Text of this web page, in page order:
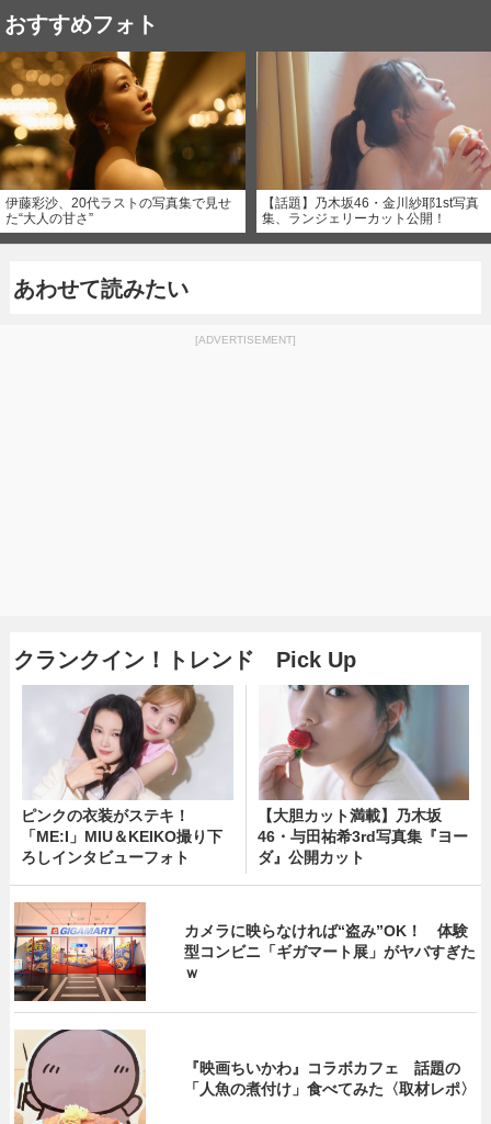
おすすめフォト
伊藤彩沙、20代ラストの写真集で見せ
た“大人の甘さ”
【話題】乃木坂46・金川紗耶1st写真
集、ランジェリーカット公開！
あわせて読みたい
[ADVERTISEMENT]
クランクイン！トレンド Pick Up
ピンクの衣装がステキ！
「ME:I」MIU＆KEIKO撮り下
ろしインタビューフォト
【大胆カット満載】乃木坂
46・与田祐希3rd写真集『ヨー
ダ』公開カット
カメラに映らなければ“盗み”OK！ 体験
型コンビニ「ギガマート展」がヤバすぎた
ｗ
『映画ちいかわ』コラボカフェ 話題の
「人魚の煮付け」食べてみた〈取材レポ〉